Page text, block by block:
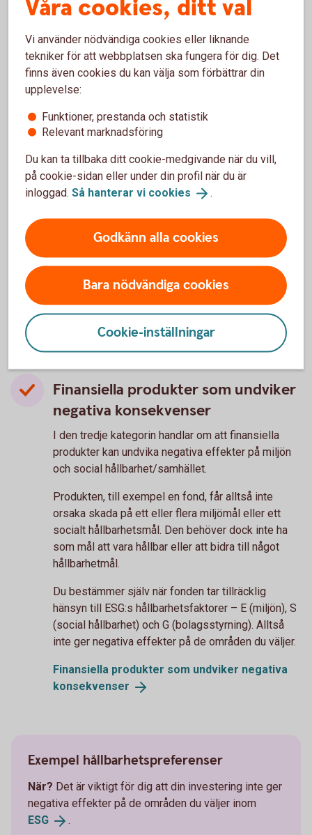
En finansiell produkt, till exempel en fond, kan
och bidrar till ett miljömässigt eller socialt mål.
Vid en rådgivning kan du ange hur stor del av
fonden som du vill ska bestå av sådana hållbara
SFDR – EU:sDisclosureförordning
När?
Du har en hög ambition när det gäller miljön och
social hållbarhet.
Vad?
ekologiskt jordbruk som även har bra
arbetsförhållanden.
Finansiella produkter som undviker
negativa konsekvenser
I den tredje kategorin handlar om att finansiella
produkter kan undvika negativa effekter på miljön
och social hållbarhet/samhället.
Produkten, till exempel en fond, får alltså inte
orsaka skada på ett eller flera miljömål eller ett
socialt hållbarhetsmål. Den behöver dock inte ha
som mål att vara hållbar eller att bidra till något
hållbarhetmål.
Du bestämmer själv när fonden tar tillräcklig
hänsyn till ESG:s hållbarhetsfaktorer – E (miljön), S
(social hållbarhet) och G (bolagsstyrning). Alltså
inte ger negativa effekter på de områden du väljer.
Finansiella produkter som undviker negativa
konsekvenser
Exempel hållbarhetspreferenser
När? Det är viktigt för dig att din investering inte ger
negativa effekter på de områden du väljer inom
ESG
.
Våra cookies, ditt val
Vi använder nödvändiga cookies eller liknande
tekniker för att webbplatsen ska fungera för dig. Det
finns även cookies du kan välja som förbättrar din
upplevelse:
Funktioner, prestanda och statistik
Relevant marknadsföring
Du kan ta tillbaka ditt cookie-medgivande när du vill,
på cookie-sidan eller under din profil när du är
inloggad. Så hanterar vi cookies .
Godkänn alla cookies
Bara nödvändiga cookies
Cookie-inställningar